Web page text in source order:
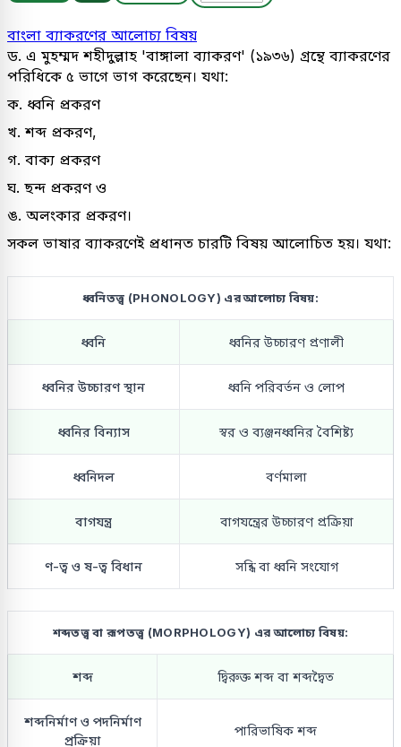
বাংলা ব্যাকরণের আলোচ্য বিষয়
ড. এ মুহম্মদ শহীদুল্লাহ 'বাঙ্গালা ব্যাকরণ' (১৯৩৬) গ্রন্থে ব্যাকরণের
পরিধিকে ৫ ভাগে ভাগ করেছেন। যথা:
ক. ধ্বনি প্রকরণ
খ. শব্দ প্রকরণ,
গ. বাক্য প্রকরণ
ঘ. ছন্দ প্রকরণ ও
ঙ. অলংকার প্রকরণ।
সকল ভাষার ব্যাকরণেই প্রধানত চারটি বিষয় আলোচিত হয়। যথা:
ধ্বনিতত্ত্ব (PHONOLOGY) এর আলোচ্য বিষয়:
ধ্বনি ধ্বনির উচ্চারণ প্রণালী
ধ্বনির উচ্চারণ স্থান ধ্বনি পরিবর্তন ও লোপ
ধ্বনির বিন্যাস স্বর ও ব্যঞ্জনধ্বনির বৈশিষ্ট্য
ধ্বনিদল বর্ণমালা
বাগযন্ত্র বাগযন্ত্রের উচ্চারণ প্রক্রিয়া
ণ-ত্ব ও ষ-ত্ব বিধান সন্ধি বা ধ্বনি সংযোগ
শব্দতত্ত্ব বা রূপতত্ত্ব (MORPHOLOGY) এর আলোচ্য বিষয়:
শব্দ দ্বিরুক্ত শব্দ বা শব্দদ্বৈত
শব্দনির্মাণ ও পদনির্মাণ
প্রক্রিয়া
পারিভাষিক শব্দ